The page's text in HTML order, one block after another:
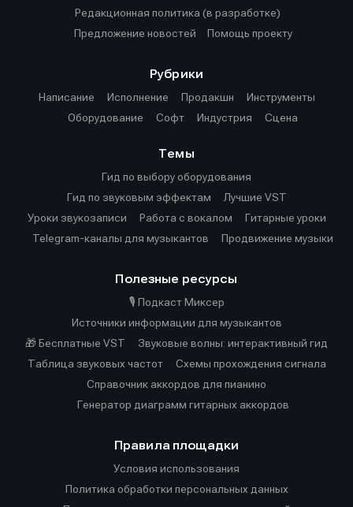
Редакционная политика (в разработке)
Предложение новостей
Помощь проекту
Рубрики
Написание
Исполнение Продакшн
Инструменты
Оборудование
Софт Индустрия Сцена
Темы
Гид по выбору оборудования
Гид по звуковым эффектам
Лучшие VST
Уроки звукозаписи
Работа с вокалом
Гитарные уроки
Telegram-каналы для музыкантов
Продвижение музыки
Полезные ресурсы
🎙️ Подкаст Миксер
Источники информации для музыкантов
🎁 Бесплатные VST
Звуковые волны: интерактивный гид
Таблица звуковых частот
Cхемы прохождения сигнала
Справочник аккордов для пианино
Генератор диаграмм гитарных аккордов
Правила площадки
Условия использования
Политика обработки персональных данных